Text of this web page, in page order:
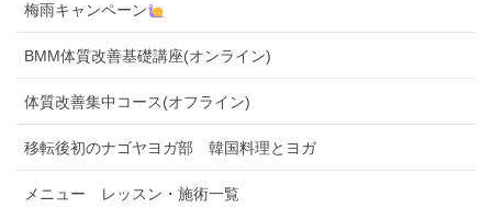
梅雨キャンペーン
BMM体質改善基礎講座(オンライン)
体質改善集中コース(オフライン)
移転後初のナゴヤヨガ部 韓国料理とヨガ
メニュー レッスン・施術一覧